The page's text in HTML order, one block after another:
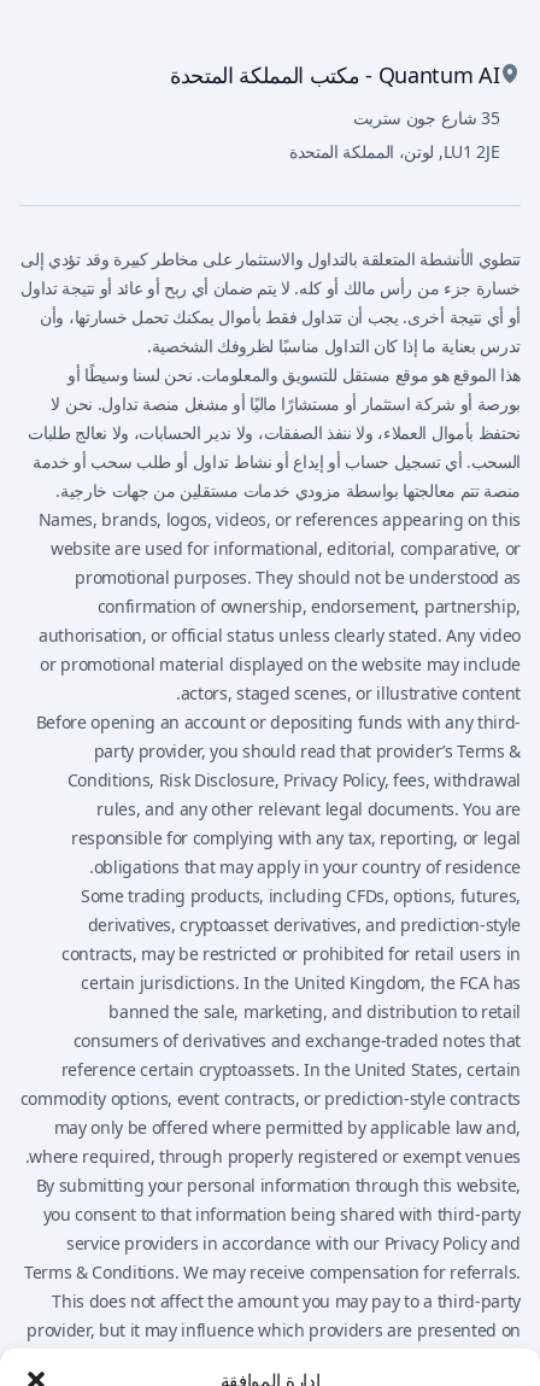
إدارة الموافقة
Quantum AI - مكتب المملكة المتحدة
35 شارع جون ستريت
LU1 2JE
, لوتن، المملكة المتحدة
تنطوي الأنشطة المتعلقة بالتداول والاستثمار على مخاطر كبيرة وقد تؤدي إلى
خسارة جزء من رأس مالك أو كله. لا يتم ضمان أي ربح أو عائد أو نتيجة تداول
أو أي نتيجة أخرى. يجب أن تتداول فقط بأموال يمكنك تحمل خسارتها، وأن
تدرس بعناية ما إذا كان التداول مناسبًا لظروفك الشخصية.
هذا الموقع هو موقع مستقل للتسويق والمعلومات. نحن لسنا وسيطًا أو
بورصة أو شركة استثمار أو مستشارًا ماليًا أو مشغل منصة تداول. نحن لا
نحتفظ بأموال العملاء، ولا ننفذ الصفقات، ولا ندير الحسابات، ولا نعالج طلبات
السحب. أي تسجيل حساب أو إيداع أو نشاط تداول أو طلب سحب أو خدمة
منصة تتم معالجتها بواسطة مزودي خدمات مستقلين من جهات خارجية.
Names, brands, logos, videos, or references appearing on this
website are used for informational, editorial, comparative, or
promotional purposes. They should not be understood as
confirmation of ownership, endorsement, partnership,
authorisation, or official status unless clearly stated. Any video
or promotional material displayed on the website may include
actors, staged scenes, or illustrative content.
Before opening an account or depositing funds with any third-
party provider, you should read that provider’s Terms &
Conditions, Risk Disclosure, Privacy Policy, fees, withdrawal
rules, and any other relevant legal documents. You are
responsible for complying with any tax, reporting, or legal
obligations that may apply in your country of residence.
Some trading products, including CFDs, options, futures,
derivatives, cryptoasset derivatives, and prediction-style
contracts, may be restricted or prohibited for retail users in
certain jurisdictions. In the United Kingdom, the FCA has
banned the sale, marketing, and distribution to retail
consumers of derivatives and exchange-traded notes that
reference certain cryptoassets. In the United States, certain
commodity options, event contracts, or prediction-style contracts
may only be offered where permitted by applicable law and,
where required, through properly registered or exempt venues.
By submitting your personal information through this website,
you consent to that information being shared with third-party
service providers in accordance with our Privacy Policy and
Terms & Conditions. We may receive compensation for referrals.
This does not affect the amount you may pay to a third-party
provider, but it may influence which providers are presented on